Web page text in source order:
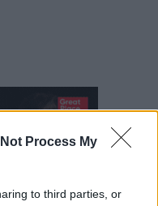
Process My
to third parties, or